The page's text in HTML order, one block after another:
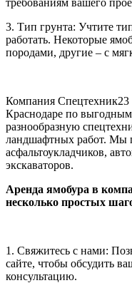
3. Тип грунта: Учтите
работать. Некоторые
породами, другие – с
Компания Спецтехник23
Краснодаре по
разнообразную
ландшафтных работ. Мы
асфальтоукладчиков,
экскаваторов.
Аренда ямобура в
несколько простых
1. Свяжитесь с нами:
сайте, чтобы обсудить
консультацию.